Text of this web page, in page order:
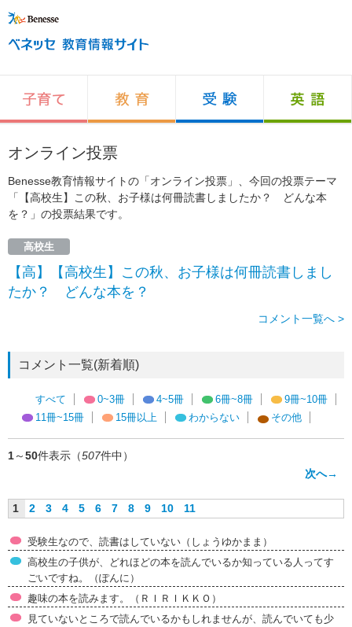
オンライン投票
Benesse教育情報サイトの「オンライン投票」、今回の投票テーマ
「【高校生】この秋、お子様は何冊読書しましたか？ どんな本
を？」の投票結果です。
高校生
【高】【高校生】この秋、お子様は何冊読書しまし
たか？ どんな本を？
コメント一覧へ >
コメント一覧(新着順)
すべて 0~3冊 4~5冊 6冊~8冊
9冊~10冊
11冊~15冊
15冊以上 わからない その他
1～50件表示（507件中）
次へ→
1 2 3 4 5 6 7 8 9 10 11
受験生なので、読書はしていない（しょうゆかまま）
高校生の子供が、どれほどの本を読んでいるか知っている人ってす
ごいですね。（ぽんに）
趣味の本を読みます。（ＲＩＲＩＫＫＯ）
見ていないところで読んでいるかもしれませんが、読んでいても少